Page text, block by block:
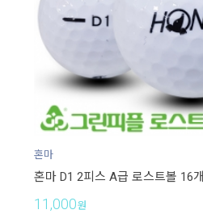
혼마
혼마 D1 2피스 A급 로스트볼 16개
11,000원